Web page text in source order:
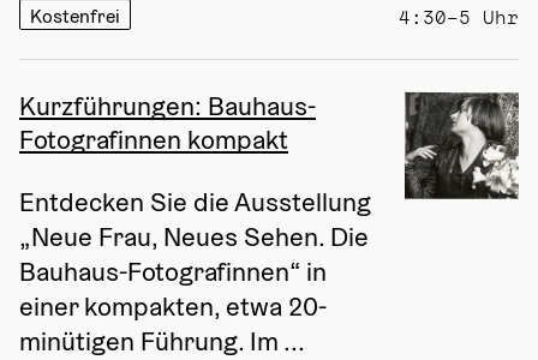
Kostenfrei 4:30–5 Uhr
Kurzführungen: Bauhaus-
Fotografinnen kompakt
Entdecken Sie die Ausstellung
„Neue Frau, Neues Sehen. Die
Bauhaus-Fotografinnen“ in
einer kompakten, etwa 20-
minütigen Führung. Im ...